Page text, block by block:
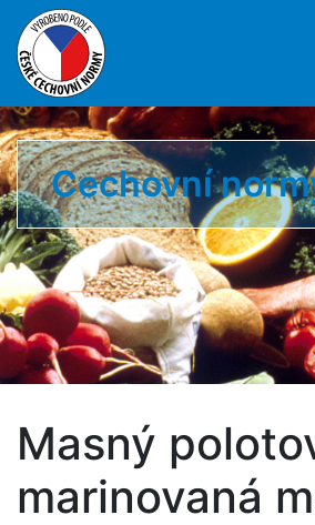
Cechovní
Masný
marinovaná